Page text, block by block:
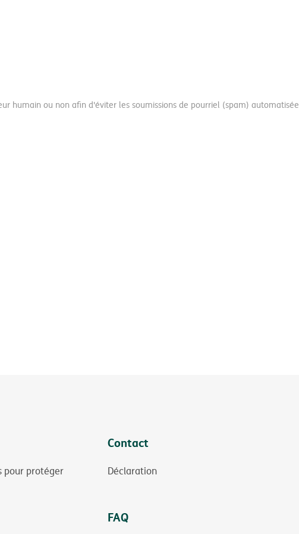
humain ou non afin d'éviter les soumissions de pourriel (spam)
pour protéger
Contact
Déclaration
FAQ